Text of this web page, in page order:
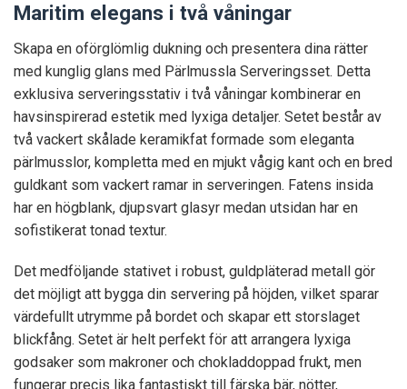
Maritim elegans i två våningar
Skapa en oförglömlig dukning och presentera dina rätter
med kunglig glans med Pärlmussla Serveringsset. Detta
exklusiva serveringsstativ i två våningar kombinerar en
havsinspirerad estetik med lyxiga detaljer. Setet består av
två vackert skålade keramikfat formade som eleganta
pärlmusslor, kompletta med en mjukt vågig kant och en bred
guldkant som vackert ramar in serveringen. Fatens insida
har en högblank, djupsvart glasyr medan utsidan har en
sofistikerat tonad textur.
Det medföljande stativet i robust, guldpläterad metall gör
det möjligt att bygga din servering på höjden, vilket sparar
värdefullt utrymme på bordet och skapar ett storslaget
blickfång. Setet är helt perfekt för att arrangera lyxiga
godsaker som makroner och chokladdoppad frukt, men
fungerar precis lika fantastiskt till färska bär, nötter,